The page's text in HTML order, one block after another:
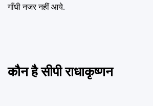
गाँधी नजर नहीं आये.
कौन है सीपी राधाकृष्णन